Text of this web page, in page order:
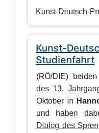
Kunst-Deutsch-
Kunst-
Studienfahrt
(RÖ/DIE) beiden
des 13.
Oktober in
und haben
Kirchen und in
Dialog des